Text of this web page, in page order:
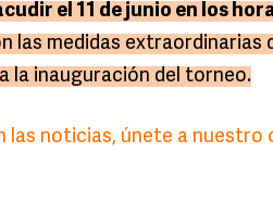
el 11 de junio en los
las medidas
la inauguración del torneo.
las noticias, únete a nuestro